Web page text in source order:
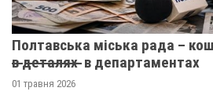
Полтавська міська рада –
в̶ ̶д̶е̶т̶а̶л̶я̶х̶ ̶ в департаментах
01 травня 2026